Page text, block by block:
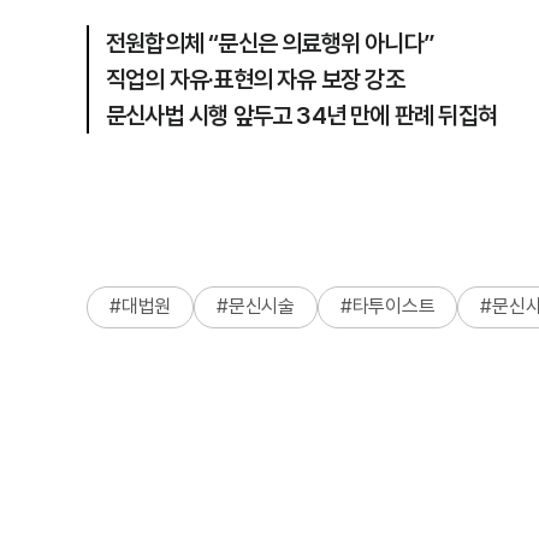
전원합의체 “문신은 의료행위 아니다”
직업의 자유·표현의 자유 보장 강조
문신사법 시행 앞두고 34년 만에 판례 뒤집혀
#대법원 #문신시술 #타투이스트 #문신